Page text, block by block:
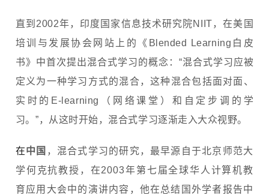
直到2002年，印度国家信息技术研究院NIIT，在美国
培训与发展协会网站上的《Blended Learning白皮
书》中首次提出混合式学习的概念：“混合式学习应被
定义为一种学习方式的混合，这种混合包括面对面、
实时的E-learning（网络课堂）和自定步调的学
习。”，从这时开始，混合式学习逐渐走入大众视野。
在中国 ，混合式学习的研究，最早源自于北京师范大
学何克抗教授，在2003年第七届全球华人计算机教
育应用大会中的演讲内容，他在总结国外学者报告中